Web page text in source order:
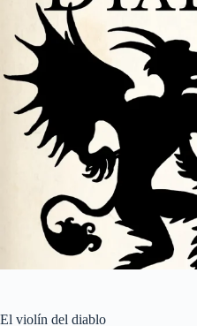
El violín del diablo